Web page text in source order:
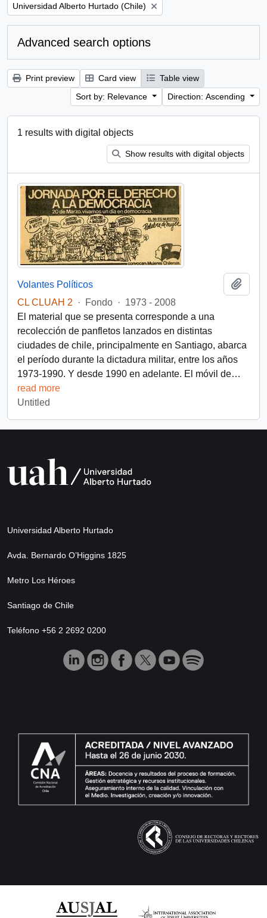
Remove filter:
Universidad Alberto Hurtado (Chile)
Advanced search options
Print preview Card view
Table view
Sort by: Relevance
Direction: Ascending
1 results with digital objects
Show results with digital objects
Volantes Políticos
CL CLUAH 2
· Fondo · 1973 - 2008
El material que se presenta corresponde a una
recolección de panfletos lanzados en distintas
ciudades de chile, principalmente en Santiago, abarca
el período durante la dictadura militar, entre los años
1973-1990. Y desde 1990 en adelante. El móvil de…
read more
Untitled
Universidad Alberto Hurtado
Avda. Bernardo O’Higgins 1825
Metro Los Héroes
Santiago de Chile
Teléfono +56 2 2692 0200